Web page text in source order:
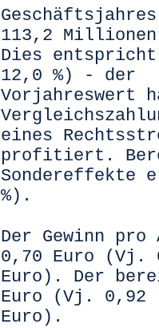
113,2
Dies entspricht
12,0 %) - der
Vorjahreswert
eines
profitiert.
Sondereffekte
%).
Der Gewinn
0,70 Euro (Vj.
Euro). Der
Euro (Vj. 0,92
Euro).